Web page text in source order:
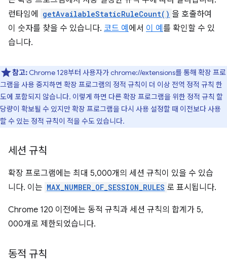
런타임에
getAvailableStaticRuleCount() 을 호출하여
이 숫자를 찾을 수 있습니다. 코드 예 에서 이 예 를 확인할 수 있
습니다.
참고: Chrome 128부터 사용자가 chrome://extensions를 통해 확장 프로
그램을 사용 중지하면 확장 프로그램의 정적 규칙이 더 이상 전역 정적 규칙 한
도에 포함되지 않습니다. 이렇게 하면 다른 확장 프로그램을 위한 정적 규칙 할
당량이 확보될 수 있지만 확장 프로그램을 다시 사용 설정할 때 이전보다 사용
할 수 있는 정적 규칙이 적을 수도 있습니다.
세션 규칙
확장 프로그램에는 최대 5,000개의 세션 규칙이 있을 수 있습
니다. 이는 MAX_NUMBER_OF_SESSION_RULES 로 표시됩니다.
Chrome 120 이전에는 동적 규칙과 세션 규칙의 합계가 5,
000개로 제한되었습니다.
동적 규칙